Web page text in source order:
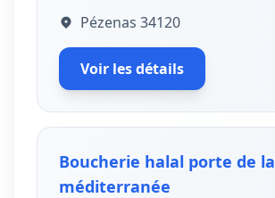
Pézenas 34120
Voir les détails
Boucherie halal porte de la
méditerranée